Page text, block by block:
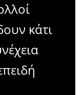
κάτι